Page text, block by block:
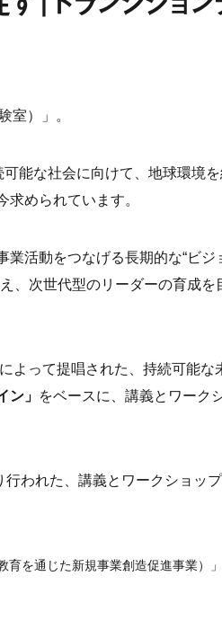
室）」。
能な社会に向けて、地球環境
められています。
業活動をつなげる長期的な“ビジ
、次世代型のリーダーの育成を
よって提唱された、持続可能な
ン」 をベースに、講義とワーク
われた、講義とワークショッ
育を通じた新規事業創造促進事業）